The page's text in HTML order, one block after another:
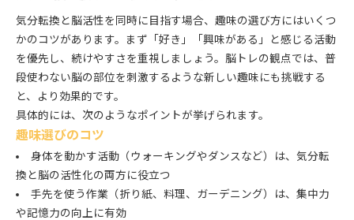
気分転換と脳活性を同時に目指す場合、趣味の選び方にはいくつ
かのコツがあります。まず「好き」「興味がある」と感じる活動
を優先し、続けやすさを重視しましょう。脳トレの観点では、普
段使わない脳の部位を刺激するような新しい趣味にも挑戦する
と、より効果的です。
具体的には、次のようなポイントが挙げられます。
趣味選びのコツ
身体を動かす活動（ウォーキングやダンスなど）は、気分転
換と脳の活性化の両方に役立つ
手先を使う作業（折り紙、料理、ガーデニング）は、集中力
や記憶力の向上に有効